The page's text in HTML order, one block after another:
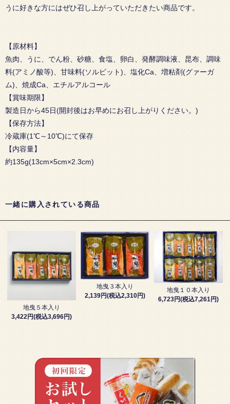
うに好きな方にはぜひ召し上がっていただきたい商品です。
【原材料】
魚肉、うに、でん粉、砂糖、食塩、卵白、発酵調味液、昆布、調味
料(アミノ酸等)、甘味料(ソルビット)、塩化Ca、増粘剤(グァーガ
ム)、焼成Ca、エチルアルコール
【賞味期限】
製造日から45日(開封後はお早めにお召し上がりください。)
【保存方法】
冷蔵庫(1℃～10℃)にて保存
【内容量】
約135g(13cm×5cm×2.3cm)
一緒に購入されている商品
地曳５本入り
3,422円(税込3,696円)
地曳３本入り
2,139円(税込2,310円)
地曳１０本入り
6,723円(税込7,261円)